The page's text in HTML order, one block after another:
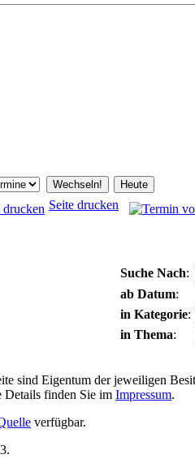
Seite drucken
Suche Nach:
ab Datum:
in Kategorie:
in Thema:
sind Eigentum der jeweiligen
Details finden Sie im Impressum.
verfügbar.